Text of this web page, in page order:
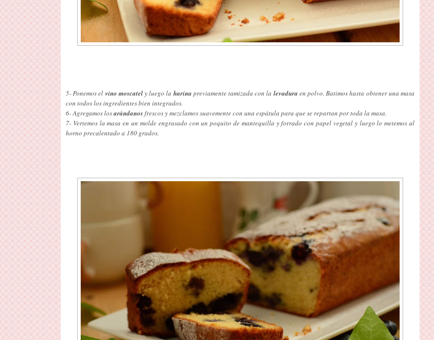
5- Ponemos el vino moscately luego la harina previamente tamizada con la levadura en polvo. Batimos hasta obtener una masa
con todos los ingredientes bien integrados.
6- Agregamos losarándanosfrescos y mezclamos suavemente con una espátula para que se repartan por toda la masa.
7- Vertemos la masa en un molde engrasado con un poquito de mantequilla y forrado con papel vegetal y luego lo metemos al
horno precalentado a 180 grados.